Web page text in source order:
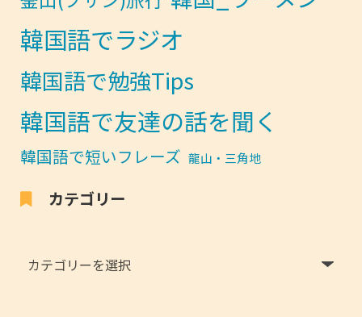
韓国語でラジオ
韓国語で勉強Tips
韓国語で友達の話を聞く
韓国語で短いフレーズ 龍山・三角地
カテゴリー